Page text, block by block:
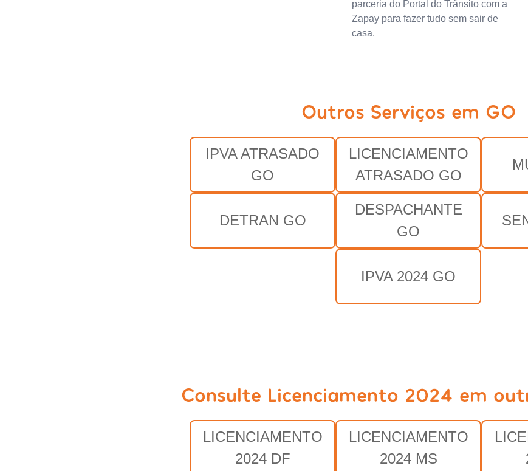
parceria do Portal do Trânsito com a
Zapay para fazer tudo sem sair de
casa.
Outros Serviços em GO
IPVA ATRASADO
GO
LICENCIAMENTO
ATRASADO GO
DETRAN GO
DESPACHANTE
GO
IPVA 2024 GO
Consulte Licenciamento 2024 em
LICENCIAMENTO
2024 DF
LICENCIAMENTO
2024 MS